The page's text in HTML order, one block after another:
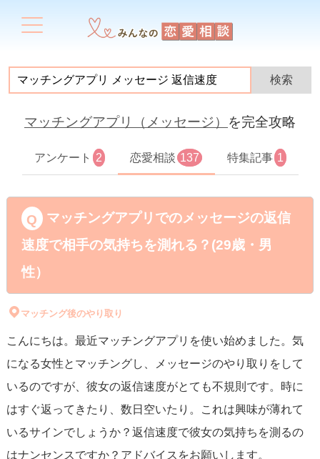
マッチングアプリ（メッセージ） を完全攻略
アンケート 2 恋愛相談 137 特集記事 1
マッチングアプリでのメッセージの返信
速度で相手の気持ちを測れる？(29歳・男
性）
マッチング後のやり取り
こんにちは。最近マッチングアプリを使い始めました。気
になる女性とマッチングし、メッセージのやり取りをして
いるのですが、彼女の返信速度がとても不規則です。時に
はすぐ返ってきたり、数日空いたり。これは興味が薄れて
いるサインでしょうか？返信速度で彼女の気持ちを測るの
はナンセンスですか？アドバイスをお願いします。